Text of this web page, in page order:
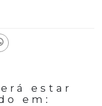
estar
em: